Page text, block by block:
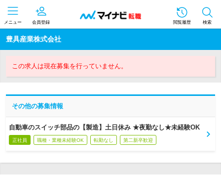
メニュー 会員登録 閲覧履歴 検索
豊具産業株式会社
この求人は現在募集を行っていません。
その他の募集情報
自動車のスイッチ部品の【製造】土日休み ★夜勤なし★未経験OK
正社員 職種・業種未経験OK 転勤なし 第二新卒歓迎